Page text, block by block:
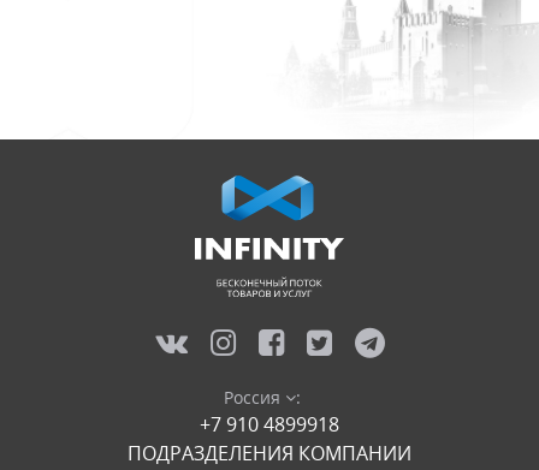
Россия :
+7 910 4899918
ПОДРАЗДЕЛЕНИЯ КОМПАНИИ